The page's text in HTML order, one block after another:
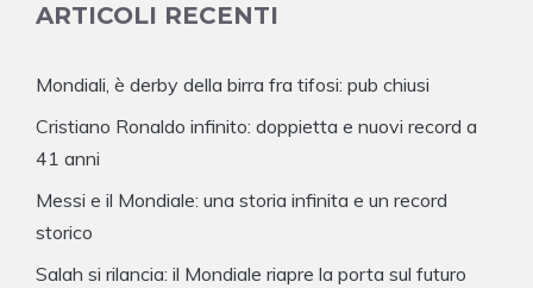
ARTICOLI RECENTI
Mondiali, è derby della birra fra tifosi: pub chiusi
Cristiano Ronaldo infinito: doppietta e nuovi record a
41 anni
Messi e il Mondiale: una storia infinita e un record
storico
Salah si rilancia: il Mondiale riapre la porta sul futuro